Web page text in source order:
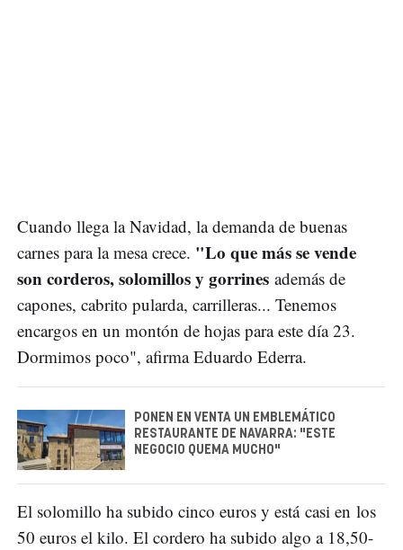
Cuando llega la Navidad, la demanda de buenas
carnes para la mesa crece. "Lo que más se vende
son corderos, solomillos y gorrines además de
capones, cabrito pularda, carrilleras... Tenemos
encargos en un montón de hojas para este día 23.
Dormimos poco", afirma Eduardo Ederra.
PONEN EN VENTA UN EMBLEMÁTICO
RESTAURANTE DE NAVARRA: "ESTE
NEGOCIO QUEMA MUCHO"
El solomillo ha subido cinco euros y está casi en los
50 euros el kilo. El cordero ha subido algo a 18,50-